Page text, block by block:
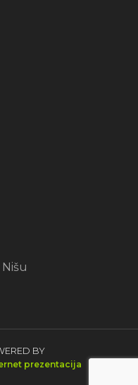
BY
prezentacija